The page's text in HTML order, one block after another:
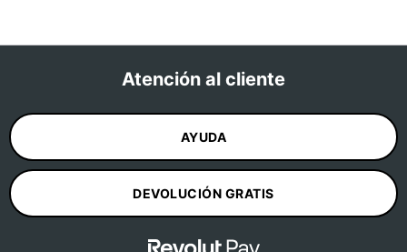
Atención al cliente
AYUDA
DEVOLUCIÓN GRATIS